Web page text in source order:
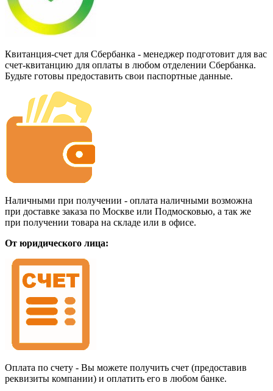
Квитанция-счет для Сбербанка - менеджер подготовит для вас
счет-квитанцию для оплаты в любом отделении Сбербанка.
Будьте готовы предоставить свои паспортные данные.
Наличными при получении - оплата наличными возможна
при доставке заказа по Москве или Подмосковью, а так же
при получении товара на складе или в офисе.
От юридического лица:
Оплата по счету - Вы можете получить счет (предоставив
реквизиты компании) и оплатить его в любом банке.